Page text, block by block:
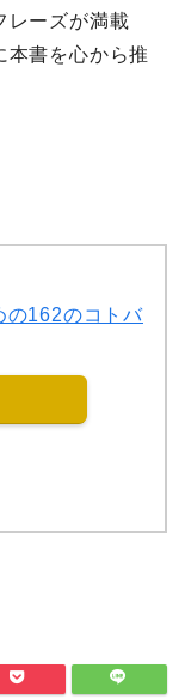
レーズが満載
本書を心から推
の162のコトバ